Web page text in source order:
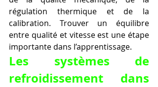
régulation thermique et de la
calibration. Trouver un équilibre
entre qualité et vitesse est une étape
importante dans l’apprentissage.
Les systèmes de
refroidissement dans